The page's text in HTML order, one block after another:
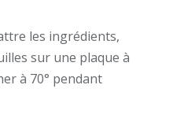
les ingrédients,
sur une plaque à
à 70° pendant